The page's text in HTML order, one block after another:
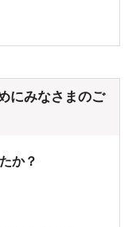
にみなさまのご
か？